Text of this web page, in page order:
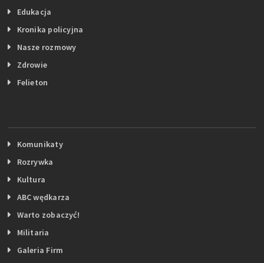
Edukacja
Kronika policyjna
Nasze rozmowy
Zdrowie
Felieton
Komunikaty
Rozrywka
Kultura
ABC wędkarza
Warto zobaczyć!
Militaria
Galeria Firm